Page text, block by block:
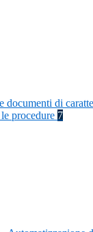
documenti di
procedure 7